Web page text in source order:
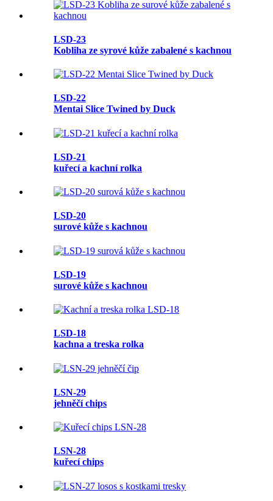
LSD-23
Kobliha ze syrové kůže zabalené s kachnou
LSD-22
Mentai Slice Twined by Duck
LSD-21
kuřecí a kachní rolka
LSD-20
surové kůže s kachnou
LSD-19
surové kůže s kachnou
LSD-18
kachna a treska rolka
LSN-29
jehněčí chips
LSN-28
kuřecí chips